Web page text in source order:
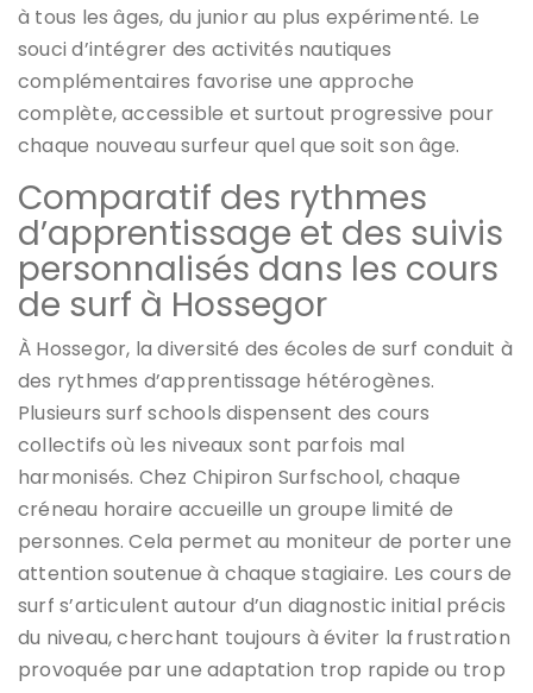
à tous les âges, du junior au plus expérimenté. Le
souci d’intégrer des activités nautiques
complémentaires favorise une approche
complète, accessible et surtout progressive pour
chaque nouveau surfeur quel que soit son âge.
Comparatif des rythmes
d’apprentissage et des suivis
personnalisés dans les cours
de surf à Hossegor
À Hossegor, la diversité des écoles de surf conduit à
des rythmes d’apprentissage hétérogènes.
Plusieurs surf schools dispensent des cours
collectifs où les niveaux sont parfois mal
harmonisés. Chez Chipiron Surfschool, chaque
créneau horaire accueille un groupe limité de
personnes. Cela permet au moniteur de porter une
attention soutenue à chaque stagiaire. Les cours de
surf s’articulent autour d’un diagnostic initial précis
du niveau, cherchant toujours à éviter la frustration
provoquée par une adaptation trop rapide ou trop